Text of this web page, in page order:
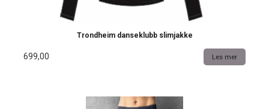
Trondheim danseklubb slimjakke
699,00 Les mer